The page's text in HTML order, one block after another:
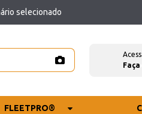
selecionado
FLEETPRO®